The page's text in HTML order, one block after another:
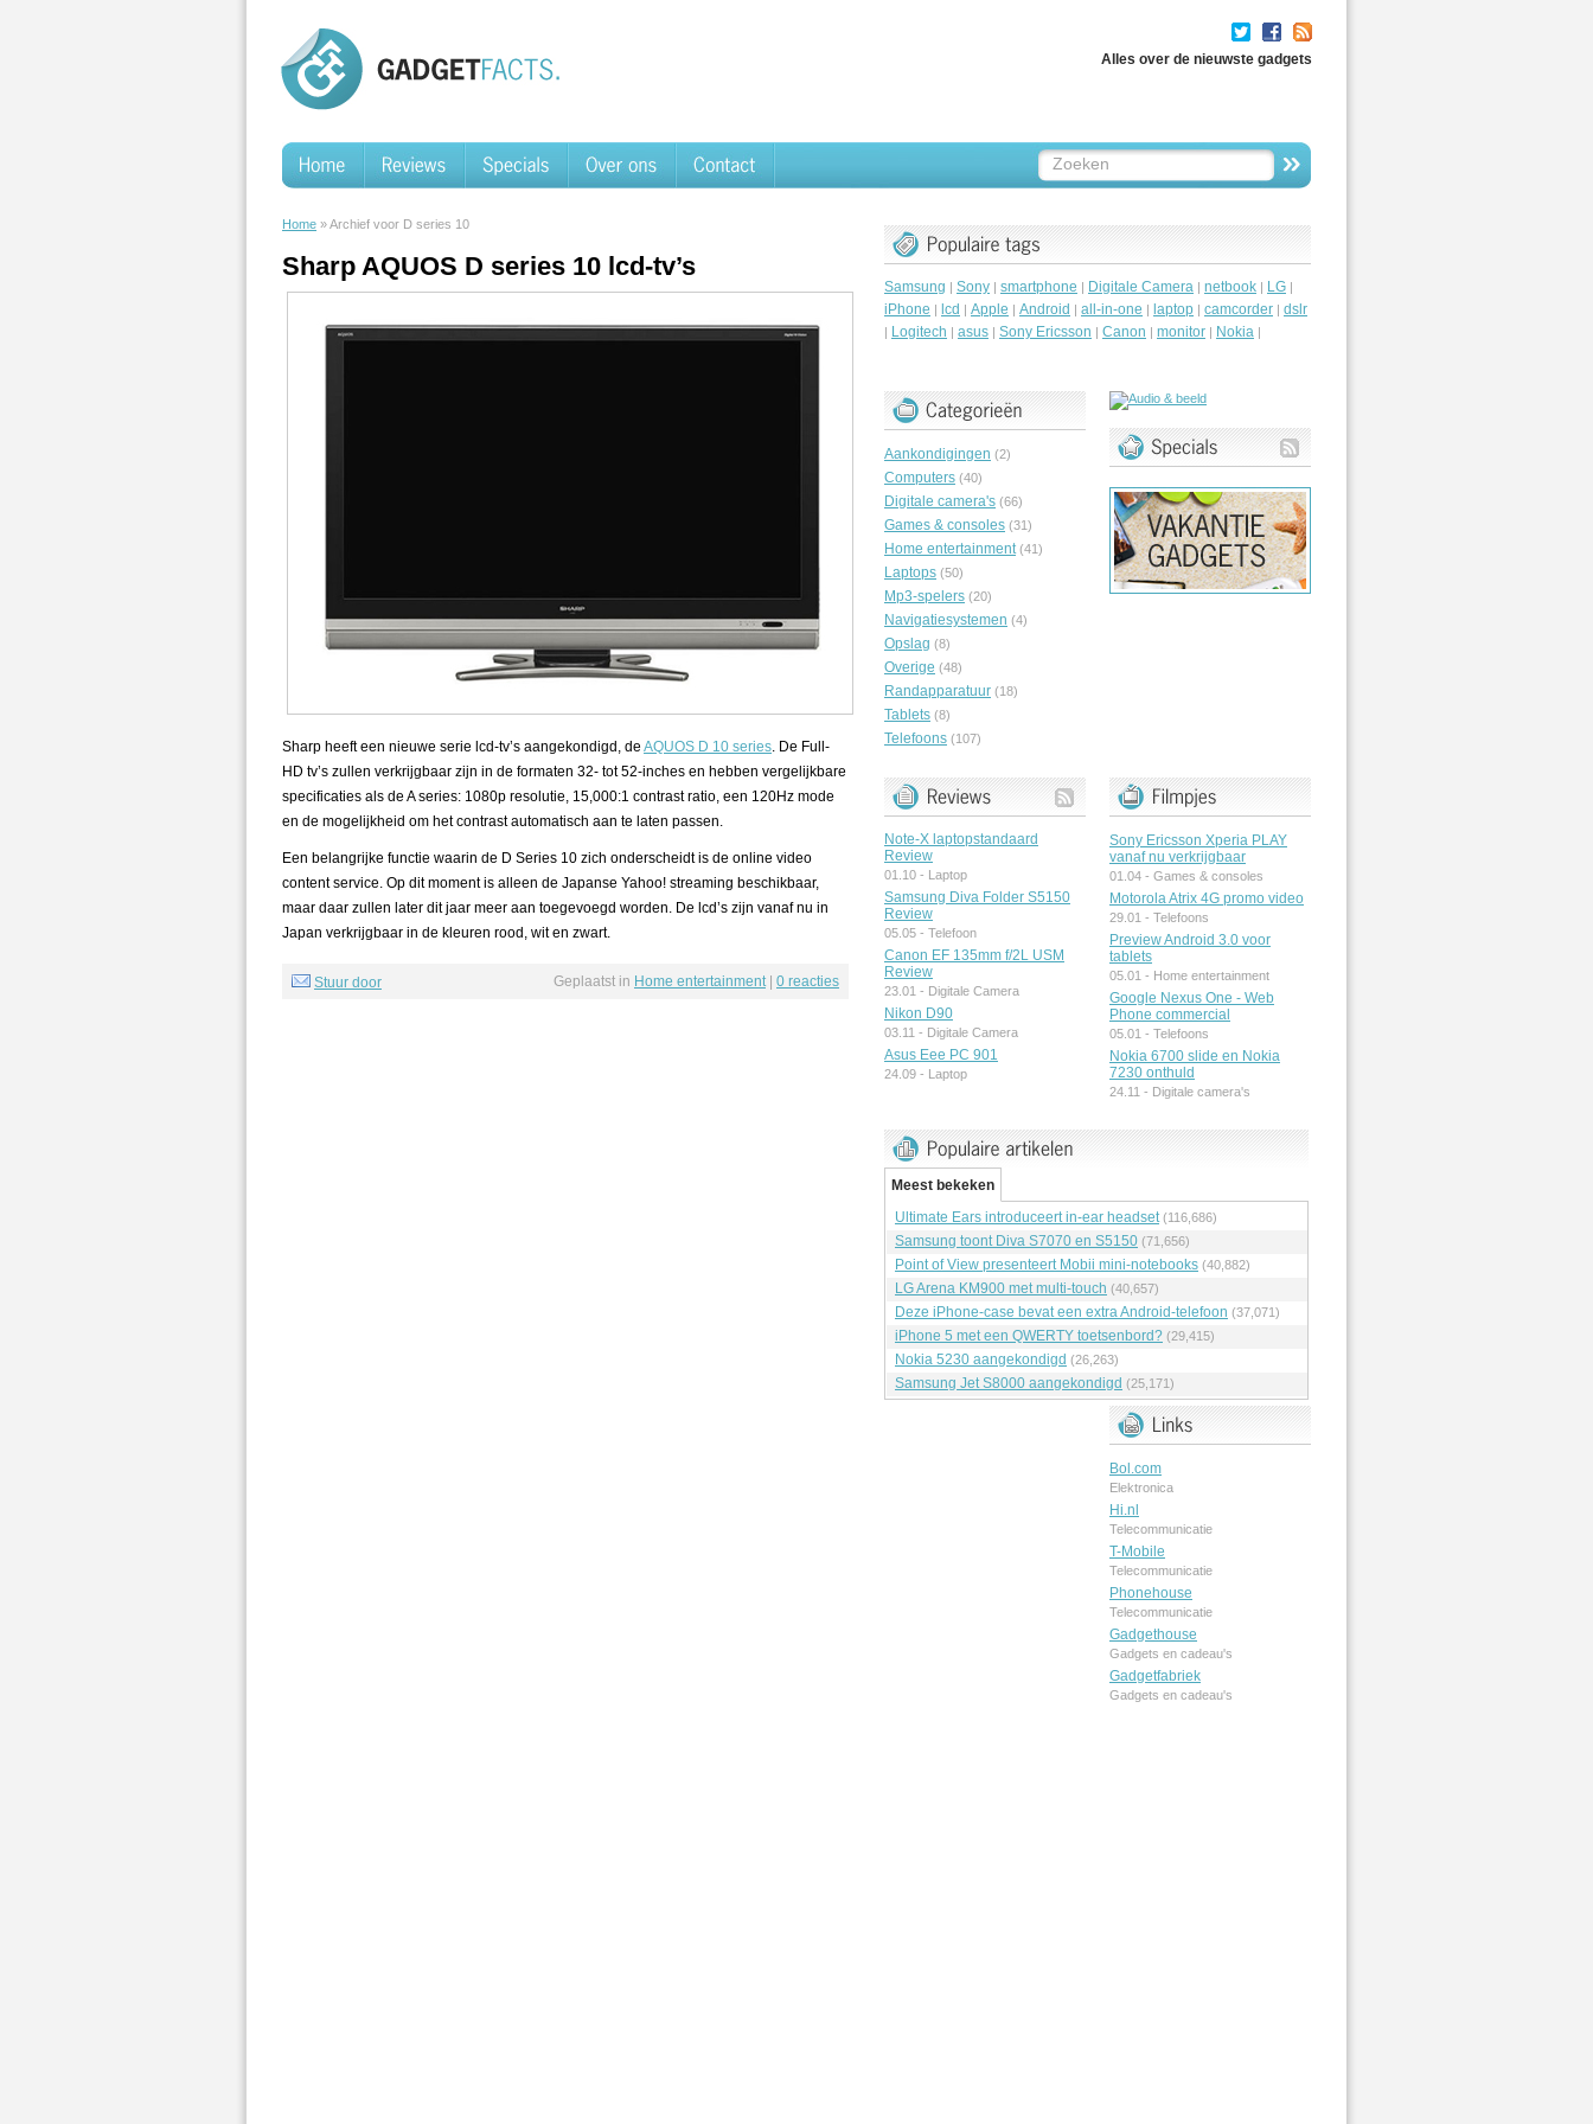
Alles over de nieuwste gadgets
Home » Archief voor D series 10
Sharp AQUOS D series 10 lcd-tv’s
Sharp heeft een nieuwe serie lcd-tv’s aangekondigd, de AQUOS D 10 series. De Full-
HD tv’s zullen verkrijgbaar zijn in de formaten 32- tot 52-inches en hebben vergelijkbare
specificaties als de A series: 1080p resolutie, 15,000:1 contrast ratio, een 120Hz mode
en de mogelijkheid om het contrast automatisch aan te laten passen.
Een belangrijke functie waarin de D Series 10 zich onderscheidt is de online video
content service. Op dit moment is alleen de Japanse Yahoo! streaming beschikbaar,
maar daar zullen later dit jaar meer aan toegevoegd worden. De lcd’s zijn vanaf nu in
Japan verkrijgbaar in de kleuren rood, wit en zwart.
Stuur door Geplaatst in Home entertainment| 0 reacties
Samsung | Sony | smartphone | Digitale Camera | netbook | LG |
iPhone | lcd | Apple | Android | all-in-one | laptop | camcorder | dslr
| Logitech | asus | Sony Ericsson | Canon | monitor | Nokia |
Aankondigingen (2)
Computers (40)
Digitale camera's (66)
Games & consoles (31)
Home entertainment (41)
Laptops (50)
Mp3-spelers (20)
Navigatiesystemen (4)
Opslag (8)
Overige (48)
Randapparatuur (18)
Tablets (8)
Telefoons (107)
Note-X laptopstandaard
Review
01.10 - Laptop
Samsung Diva Folder S5150
Review
05.05 - Telefoon
Canon EF 135mm f/2L USM
Review
23.01 - Digitale Camera
Nikon D90
03.11 - Digitale Camera
Asus Eee PC 901
24.09 - Laptop
Sony Ericsson Xperia PLAY
vanaf nu verkrijgbaar
01.04 - Games & consoles
Motorola Atrix 4G promo video
29.01 - Telefoons
Preview Android 3.0 voor
tablets
05.01 - Home entertainment
Google Nexus One - Web
Phone commercial
05.01 - Telefoons
Nokia 6700 slide en Nokia
7230 onthuld
24.11 - Digitale camera's
Meest bekeken
Ultimate Ears introduceert in-ear headset (116,686)
Samsung toont Diva S7070 en S5150 (71,656)
Point of View presenteert Mobii mini-notebooks (40,882)
LG Arena KM900 met multi-touch (40,657)
Deze iPhone-case bevat een extra Android-telefoon (37,071)
iPhone 5 met een QWERTY toetsenbord? (29,415)
Nokia 5230 aangekondigd (26,263)
Samsung Jet S8000 aangekondigd (25,171)
Bol.com
Elektronica
Hi.nl
Telecommunicatie
T-Mobile
Telecommunicatie
Phonehouse
Telecommunicatie
Gadgethouse
Gadgets en cadeau's
Gadgetfabriek
Gadgets en cadeau's